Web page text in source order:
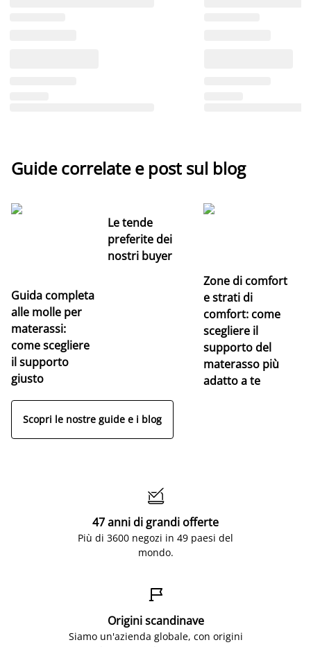
Guide correlate e post sul blog
Guida completa
alle molle per
materassi:
come scegliere
il supporto
giusto
Le tende
preferite dei
nostri buyer
Zone di comfort
e strati di
comfort: come
scegliere il
supporto del
materasso più
adatto a te
Scopri le nostre guide e i blog

47 anni di grandi offerte
Più di 3600 negozi in 49 paesi del
mondo.

Origini scandinave
Siamo un'azienda globale, con origini